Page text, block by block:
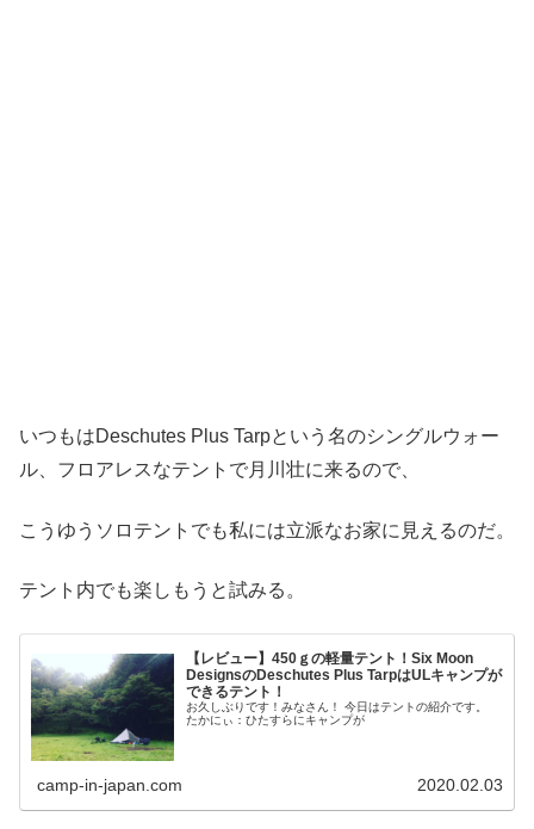
いつもはDeschutes Plus Tarpという名のシングルウォー
ル、フロアレスなテントで月川壮に来るので、
こうゆうソロテントでも私には立派なお家に見えるのだ。
テント内でも楽しもうと試みる。
【レビュー】450ｇの軽量テント！Six Moon
DesignsのDeschutes Plus TarpはULキャンプが
できるテント！
お久しぶりです！みなさん！ 今日はテントの紹介です。
たかにぃ：ひたすらにキャンプが
camp-in-japan.com 2020.02.03